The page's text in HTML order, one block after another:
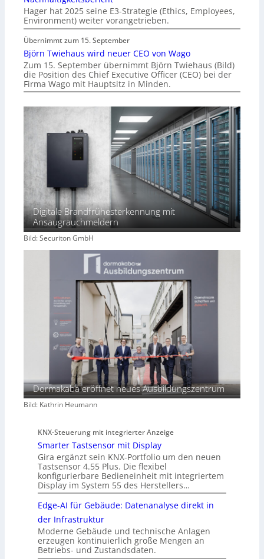
Hager hat 2025 seine E3-Strategie (Ethics, Employees,
Environment) weiter vorangetrieben.
Übernimmt zum 15. September
Björn Twiehaus wird neuer CEO von Wago
Zum 15. September übernimmt Björn Twiehaus (Bild)
die Position des Chief Executive Officer (CEO) bei der
Firma Wago mit Hauptsitz in Minden.
Digitale Brandfrühesterkennung mit
Ansaugrauchmeldern
Bild: Securiton GmbH
Dormakaba eröffnet neues Ausbildungszentrum
Bild: Kathrin Heumann
KNX-Steuerung mit integrierter Anzeige
Smarter Tastsensor mit Display
Gira ergänzt sein KNX-Portfolio um den neuen
Tastsensor 4.55 Plus. Die flexibel
konfigurierbare Bedieneinheit mit integriertem
Display im System 55 des Herstellers…
Edge-AI für Gebäude: Datenanalyse direkt in
der Infrastruktur
Moderne Gebäude und technische Anlagen
erzeugen kontinuierlich große Mengen an
Betriebs- und Zustandsdaten.